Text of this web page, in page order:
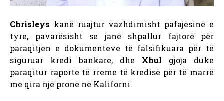
Chrisleys kanë ruajtur vazhdimisht pafajësinë e
tyre, pavarësisht se janë shpallur fajtorë për
paraqitjen e dokumenteve të falsifikuara për të
siguruar kredi bankare, dhe Xhul gjoja duke
paraqitur raporte të rreme të kredisë për të marrë
me qira një pronë në Kaliforni.